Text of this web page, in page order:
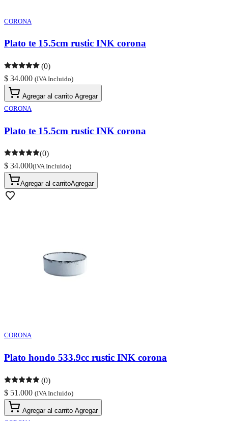
CORONA
Plato te 15.5cm rustic INK corona
(0)
$ 34.000 (IVA Incluido)
Agregar al carrito Agregar
CORONA
Plato te 15.5cm rustic INK corona
(0)
$ 34.000(IVA Incluido)
Agregar al carritoAgregar
CORONA
Plato hondo 533.9cc rustic INK corona
(0)
$ 51.000 (IVA Incluido)
Agregar al carrito Agregar